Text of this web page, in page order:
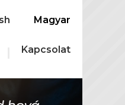
Magyar
Kapcsolat